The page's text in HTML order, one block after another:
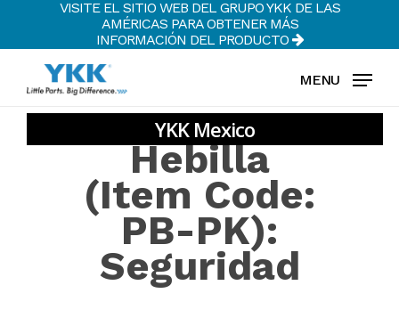
content
MENU
VISITE EL SITIO WEB DEL GRUPO YKK DE LAS
AMÉRICAS PARA OBTENER MÁS
INFORMACIÓN DEL PRODUCTO
Hebilla
(Item Code:
PB-PK):
Seguridad